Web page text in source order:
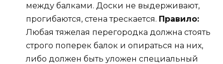
между балками. Доски не выдерживают,
прогибаются, стена трескается. Правило:
Любая тяжелая перегородка должна стоять
строго поперек балок и опираться на них,
либо должен быть уложен специальный